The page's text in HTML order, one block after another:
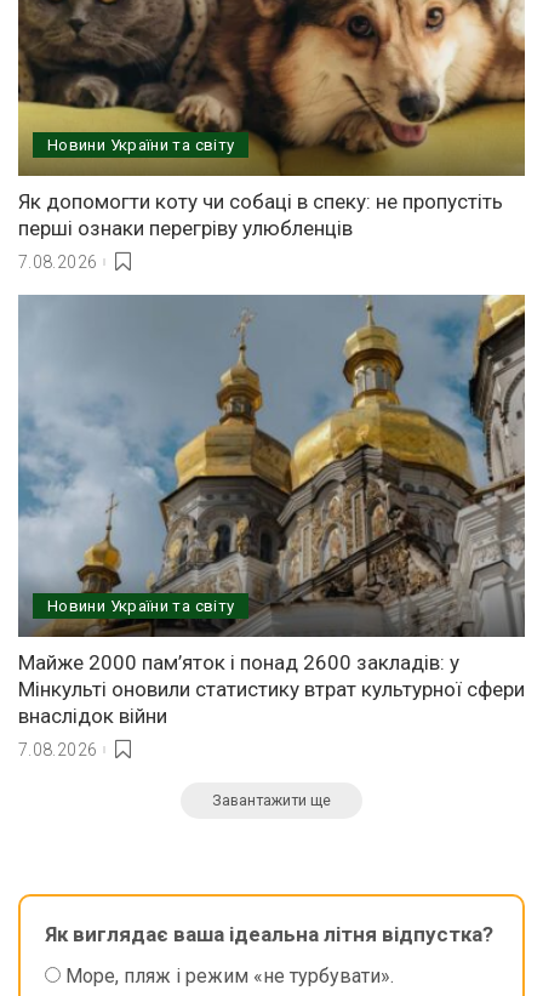
Новини України та світу
Як допомогти коту чи собаці в спеку: не пропустіть
перші ознаки перегріву улюбленців
7.08.2026
Новини України та світу
Майже 2000 пам’яток і понад 2600 закладів: у
Мінкульті оновили статистику втрат культурної сфери
внаслідок війни
7.08.2026
Завантажити ще
Як виглядає ваша ідеальна літня відпустка?
Море, пляж і режим «не турбувати».